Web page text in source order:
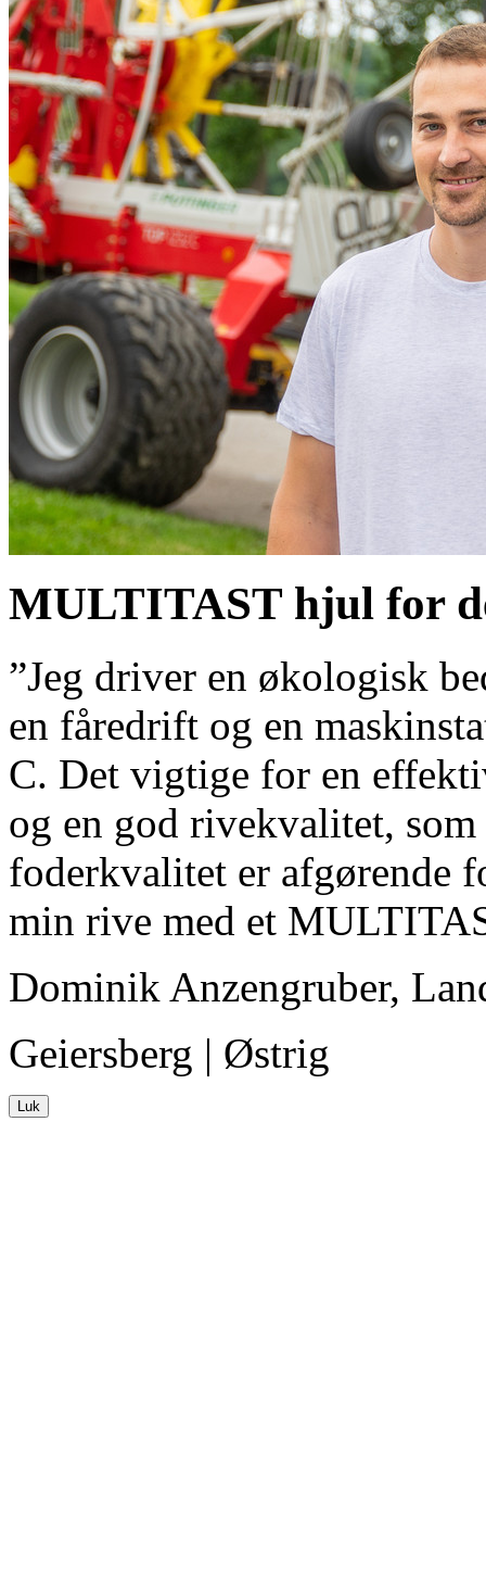
MULTITAST hjul for
”Jeg driver en økologisk
en fåredrift og en
C. Det vigtige for en
og en god rivekvalitet,
foderkvalitet er afgørende
min rive med et
Dominik Anzengruber,
Geiersberg | Østrig
Luk